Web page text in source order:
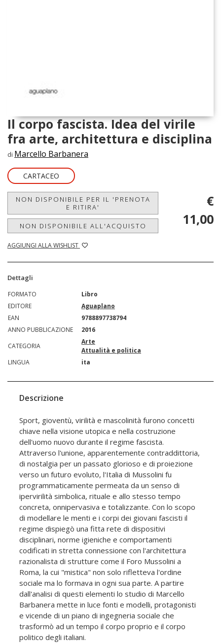
Il corpo fascista. Idea del virile
fra arte, architettura e disciplina
di Marcello Barbanera
CARTACEO
NON DISPONIBILE PER IL 'PRENOTA
E RITIRA'
NON DISPONIBILE ALL'ACQUISTO
AGGIUNGI ALLA WISHLIST
€
11,00
Dettagli
FORMATO
Libro
EDITORE
Aguaplano
EAN
9788897738794
ANNO PUBBLICAZIONE
2016
CATEGORIA
Arte
Attualità e politica
LINGUA
ita
Descrizione
Sport, gioventù, virilità e mascolinità furono concetti
chiave nella visione utopica e nella costruzione
dell'uomo nuovo durante il regime fascista.
Attraverso l'unione, apparentemente contraddittoria,
di nostalgia per un passato glorioso e di proiezione
verso un futuro evoluto, l'Italia di Mussolini fu
programmaticamente permeata da un senso di
ipervirilità simbolica, rituale e allo stesso tempo
concreta, onnipervasiva e totalizzante. Con lo scopo
di modellare le menti e i corpi dei giovani fascisti il
regime dispiegò una fitta rete di dispositivi
disciplinari, norme igieniche e comportamenti
codificati in stretta connessione con l'architettura
razionalista di strutture come il Foro Mussolini a
Roma, la cui "mistica" non solo rifletteva l'ordine
sociale ma lo formava in ogni sua parte. A partire
dall'analisi di questi elementi lo studio di Marcello
Barbanera mette in luce fonti e modelli, protagonisti
e vicende di un piano di ingegneria sociale che
trasformò ad un tempo il corpo proprio e il corpo
politico degli italiani.